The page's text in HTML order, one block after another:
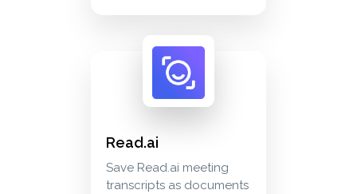
read.ai save read.ai meeting transcripts as
Read.ai
Save Read.ai meeting
transcripts as documents